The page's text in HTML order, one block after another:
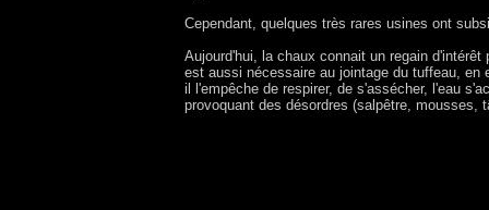
Cependant, quelques très rares usines ont
Aujourd'hui, la chaux connait un regain
est aussi nécessaire au jointage du tuffeau,
il l'empêche de respirer, de s'assécher, l'eau
provoquant des désordres (salpêtre, mousses,